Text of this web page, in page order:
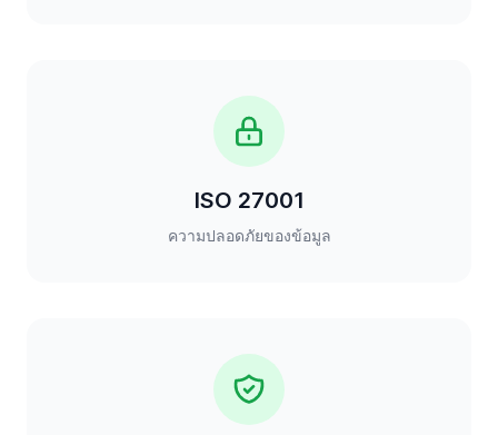
ISO 27001
ความปลอดภัยของข้อมูล